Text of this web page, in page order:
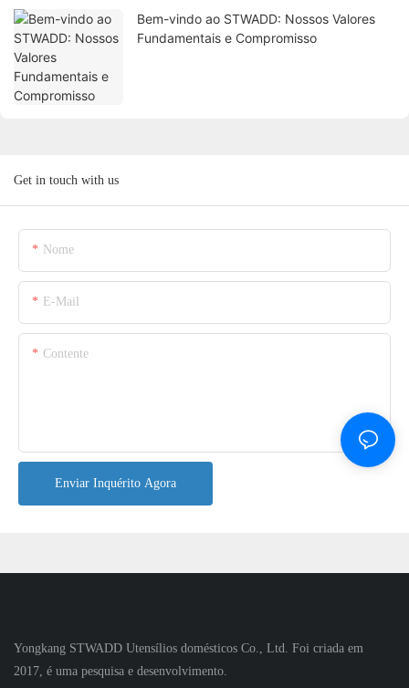
Bem-vindo ao STWADD: Nossos Valores
Fundamentais e Compromisso
Get in touch with us
Nome
E-Mail
Contente
Enviar Inquérito Agora
Yongkang STWADD Utensílios domésticos Co., Ltd. Foi criada em
2017, é uma pesquisa e desenvolvimento.